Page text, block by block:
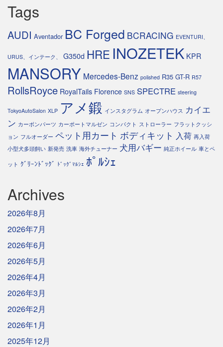
Tags
AUDI Aventador BC Forged BCRACING EVENTURI、
URUS、インテーク、 G350d HRE INOZETEK KPR
MANSORY Mercedes-Benz polished R35 GT-R R57
RollsRoyce RoyalTails Florence SNS SPECTRE steering
TokyoAutoSalon XLP アメ鍛 インスタグラム オープンハウス カイエ
ン カーボンパーツ カーポートマルゼン コンパクト ストローラー フラットクッシ
ョン フルオーダー ペット用カート ボディキット 入荷 再入荷
小型犬多頭飼い 新発売 洗車 海外チューナー 犬用バギー 純正ホイール 車とペ
ット ｸﾞﾘｰﾝﾄﾞｯｸﾞ ﾄﾞｯｸﾞﾏﾙｼｪ ﾎﾟﾙｼｪ
Archives
2026年8月
2026年7月
2026年6月
2026年5月
2026年4月
2026年3月
2026年2月
2026年1月
2025年12月